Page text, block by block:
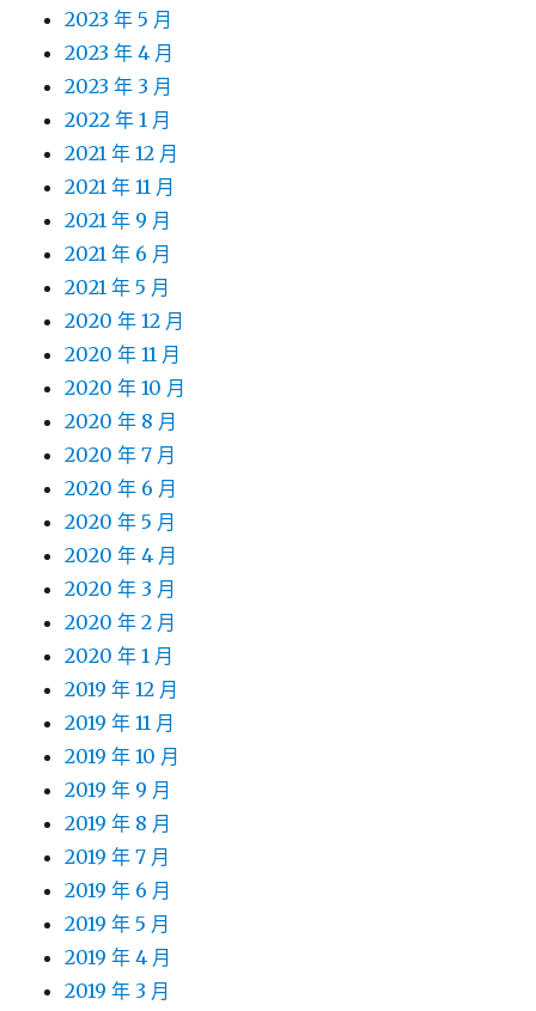
2023 年 5 月
2023 年 4 月
2023 年 3 月
2022 年 1 月
2021 年 12 月
2021 年 11 月
2021 年 9 月
2021 年 6 月
2021 年 5 月
2020 年 12 月
2020 年 11 月
2020 年 10 月
2020 年 8 月
2020 年 7 月
2020 年 6 月
2020 年 5 月
2020 年 4 月
2020 年 3 月
2020 年 2 月
2020 年 1 月
2019 年 12 月
2019 年 11 月
2019 年 10 月
2019 年 9 月
2019 年 8 月
2019 年 7 月
2019 年 6 月
2019 年 5 月
2019 年 4 月
2019 年 3 月